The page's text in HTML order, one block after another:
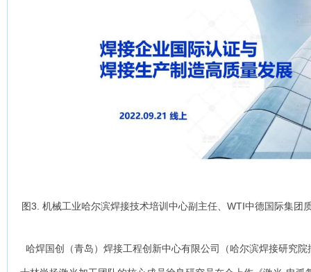
图3. 机械工业哈尔滨焊接技术培训中心副主任、WTI中德国际集团
哈焊国创（青岛）焊接工程创新中心有限公司（哈尔滨焊接研究